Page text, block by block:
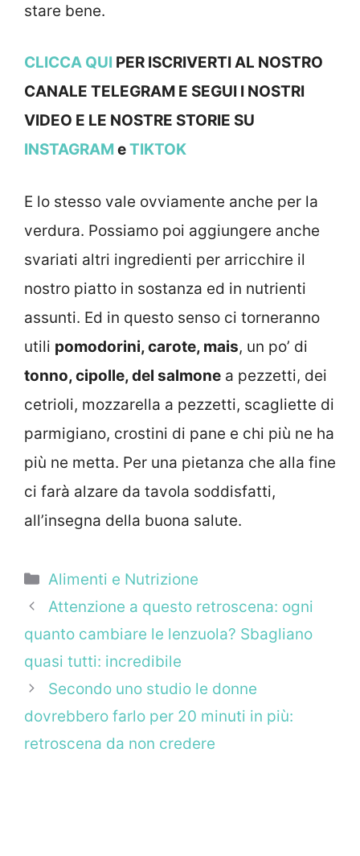
stare bene.
CLICCA QUI PER ISCRIVERTI AL NOSTRO
CANALE TELEGRAM E SEGUI I NOSTRI
VIDEO E LE NOSTRE STORIE SU
INSTAGRAMeTIKTOK
E lo stesso vale ovviamente anche per la
verdura. Possiamo poi aggiungere anche
svariati altri ingredienti per arricchire il
nostro piatto in sostanza ed in nutrienti
assunti. Ed in questo senso ci torneranno
utili pomodorini, carote, mais, un po’ di
tonno, cipolle, del salmone a pezzetti, dei
cetrioli, mozzarella a pezzetti, scagliette di
parmigiano, crostini di pane e chi più ne ha
più ne metta. Per una pietanza che alla fine
ci farà alzare da tavola soddisfatti,
all’insegna della buona salute.
Categorie
Alimenti e Nutrizione
Attenzione a questo retroscena: ogni
quanto cambiare le lenzuola? Sbagliano
quasi tutti: incredibile
Secondo uno studio le donne
dovrebbero farlo per 20 minuti in più:
retroscena da non credere